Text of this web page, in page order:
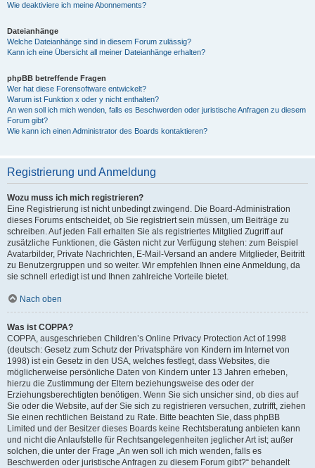
Wie deaktiviere ich meine Abonnements?
Dateianhänge
Welche Dateianhänge sind in diesem Forum zulässig?
Kann ich eine Übersicht all meiner Dateianhänge erhalten?
phpBB betreffende Fragen
Wer hat diese Forensoftware entwickelt?
Warum ist Funktion x oder y nicht enthalten?
An wen soll ich mich wenden, falls es Beschwerden oder juristische Anfragen zu diesem
Forum gibt?
Wie kann ich einen Administrator des Boards kontaktieren?
Registrierung und Anmeldung
Wozu muss ich mich registrieren?
Eine Registrierung ist nicht unbedingt zwingend. Die Board-Administration
dieses Forums entscheidet, ob Sie registriert sein müssen, um Beiträge zu
schreiben. Auf jeden Fall erhalten Sie als registriertes Mitglied Zugriff auf
zusätzliche Funktionen, die Gästen nicht zur Verfügung stehen: zum Beispiel
Avatarbilder, Private Nachrichten, E-Mail-Versand an andere Mitglieder, Beitritt
zu Benutzergruppen und so weiter. Wir empfehlen Ihnen eine Anmeldung, da
sie schnell erledigt ist und Ihnen zahlreiche Vorteile bietet.
Nach oben
Was ist COPPA?
COPPA, ausgeschrieben Children’s Online Privacy Protection Act of 1998
(deutsch: Gesetz zum Schutz der Privatsphäre von Kindern im Internet von
1998) ist ein Gesetz in den USA, welches festlegt, dass Websites, die
möglicherweise persönliche Daten von Kindern unter 13 Jahren erheben,
hierzu die Zustimmung der Eltern beziehungsweise des oder der
Erziehungsberechtigten benötigen. Wenn Sie sich unsicher sind, ob dies auf
Sie oder die Website, auf der Sie sich zu registrieren versuchen, zutrifft, ziehen
Sie einen rechtlichen Beistand zu Rate. Bitte beachten Sie, dass phpBB
Limited und der Besitzer dieses Boards keine Rechtsberatung anbieten kann
und nicht die Anlaufstelle für Rechtsangelegenheiten jeglicher Art ist; außer
solchen, die unter der Frage „An wen soll ich mich wenden, falls es
Beschwerden oder juristische Anfragen zu diesem Forum gibt?“ behandelt